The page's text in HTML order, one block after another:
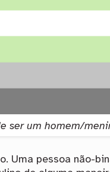
ser um homem/
Uma pessoa não-